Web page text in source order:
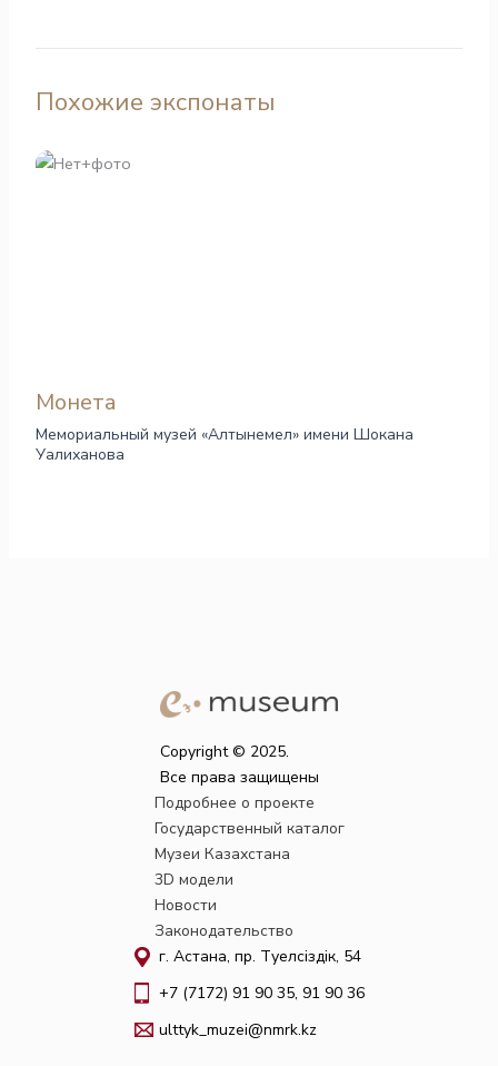
Похожие экспонаты
Монета
Мемориальный музей «Алтынемел» имени Шокана
Уалиханова
Copyright © 2025.
Все права защищены
Подробнее о проекте
Государственный каталог
Музеи Казахстана
3D модели
Новости
Законодательство
г. Астана, пр. Тәуелсіздік, 54
+7 (7172) 91 90 35, 91 90 36
ulttyk_muzei@nmrk.kz